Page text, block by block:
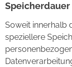
Speicherdauer
Soweit innerhalb
speziellere